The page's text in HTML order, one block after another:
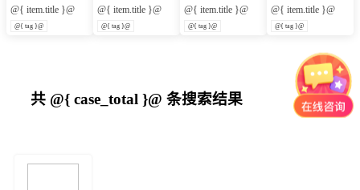
@{ item.title }@
@{ tag }@
@{ item.title }@
@{ tag }@
@{ item.title }@
@{ tag }@
@{ item.title }@
@{ tag }@
共 @{ case_total }@ 条搜索结果